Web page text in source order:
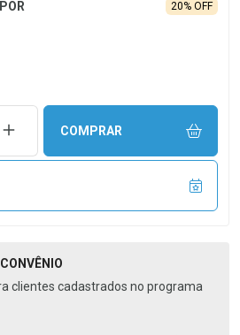
20% OFF
AUMENTAR UMA UNIDADE
COMPRAR
CONVÊNIO
clientes cadastrados no programa